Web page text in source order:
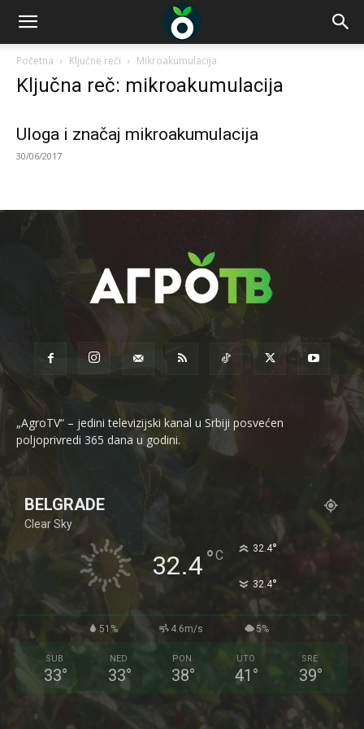
Početna Ključne reči Mikroakumulacija
Ključna reč: mikroakumulacija
Uloga i značaj mikroakumulacija
30/06/2017
„AgroTV“ – jedini televizijski kanal u Srbiji posvećen
poljoprivredi 365 dana u godini.
BELGRADE
Clear Sky
32.4°C 32.4°
32.4°
51% 4.6m/s 5%
SUB
33°
NED
33°
PON
38°
UTO
41 °
SRE
39°